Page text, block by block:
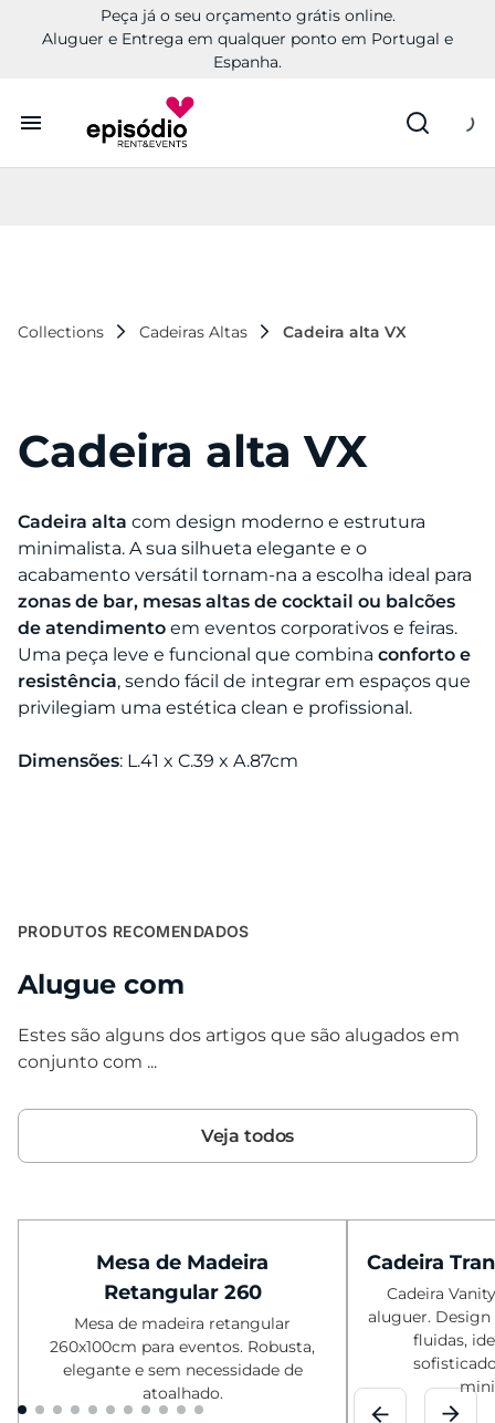
Peça já o seu orçamento grátis online.
Aluguer e Entrega em qualquer ponto em Portugal e
Espanha.
Aluguer
Collections Cadeiras Altas Cadeira alta VX
Cadeira alta VX
Cadeira alta com design moderno e estrutura
minimalista. A sua silhueta elegante e o
acabamento versátil tornam-na a escolha ideal para
zonas de bar, mesas altas de cocktail ou balcões
de atendimento em eventos corporativos e feiras.
Uma peça leve e funcional que combina conforto e
resistência, sendo fácil de integrar em espaços que
privilegiam uma estética clean e profissional.
Dimensões: L.41 x C.39 x A.87cm
PRODUTOS RECOMENDADOS
Alugue com
Estes são alguns dos artigos que são alugados em
conjunto com ...
Veja todos
Mesa de Madeira
Retangular 260
Mesa de madeira retangular
260x100cm para eventos. Robusta,
elegante e sem necessidade de
atoalhado.
Cadeira
Cadeira
aluguer.
fluidas,